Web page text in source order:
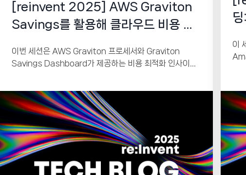
[reinvent 2025] AWS Graviton
Savings를 활용해 클라우드 비용 효
이번 세션은 AWS Graviton 프로세서와 Graviton
Savings Dashboard가 제공하는 비용 최적화 인사이트
40% 더 나은 가격 대비 성능, 최대 60% 높은 에너지 효율
을 제공하며, 이는 단순한 인프라 업그레이드가 아닌 비용·
성능·지속가능성(Sustainability) 모두를 개선하는 전략
적 선택임을 강조합니다.
이
성,
모
이
토